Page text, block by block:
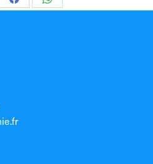
PartagerPartager